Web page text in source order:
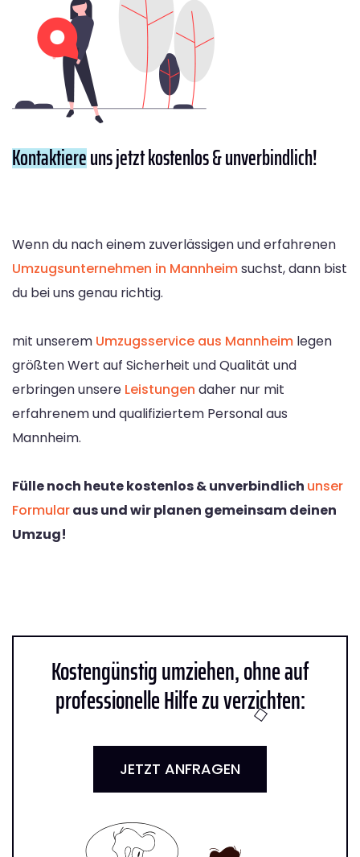
Kontaktiereuns jetzt kostenlos & unverbindlich!
Wenn du nach einem zuverlässigen und erfahrenen
Umzugsunternehmen in Mannheimsuchst, dann bist
du bei uns genau richtig.
mit unserem Umzugsservice aus Mannheim legen
größten Wert auf Sicherheit und Qualität und
erbringen unsere Leistungen daher nur mit
erfahrenem und qualifiziertem Personal aus
Mannheim.
Fülle noch heute kostenlos & unverbindlich unser
Formularaus und wir planen gemeinsam deinen
Umzug!
Kostengünstig umziehen, ohne auf
professionelle Hilfe zu verzichten:
JETZT ANFRAGEN